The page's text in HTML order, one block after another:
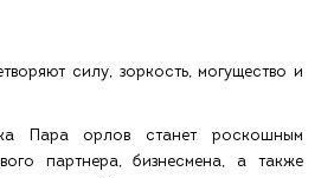
силу, зоркость, могущество и
Пара орлов станет роскошным
партнера, бизнесмена, а также